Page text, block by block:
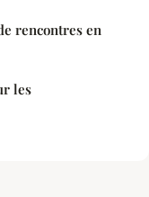
rencontres en
les